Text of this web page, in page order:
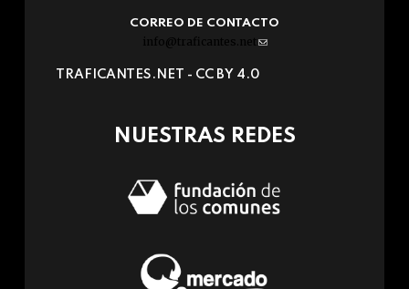
CORREO DE CONTACTO
info@traficantes.net (link
e-
TRAFICANTES.NET - CC BY 4.0
NUESTRAS REDES